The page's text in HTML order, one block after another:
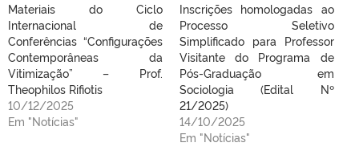
Materiais do Ciclo
Internacional de
Conferências “Configurações
Contemporâneas da
Vitimização” – Prof.
Theophilos Rifiotis
10/12/2025
Em "Notícias"
Inscrições homologadas ao
Processo Seletivo
Simplificado para Professor
Visitante do Programa de
Pós-Graduação em
Sociologia (Edital Nº
21/2025)
14/10/2025
Em "Notícias"